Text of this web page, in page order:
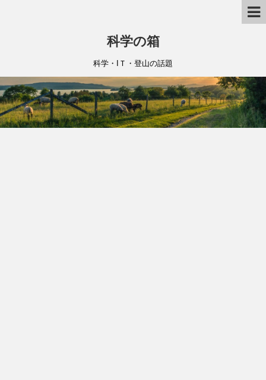
科学の箱
科学・IＴ・登山の話題